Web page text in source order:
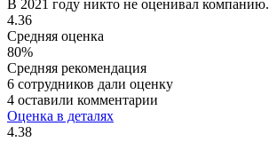
В 2021 году никто не оценивал компанию.
4.36
Средняя оценка
80%
Средняя рекомендация
6 сотрудников дали оценку
4 оставили комментарии
Оценка в деталях
4.38